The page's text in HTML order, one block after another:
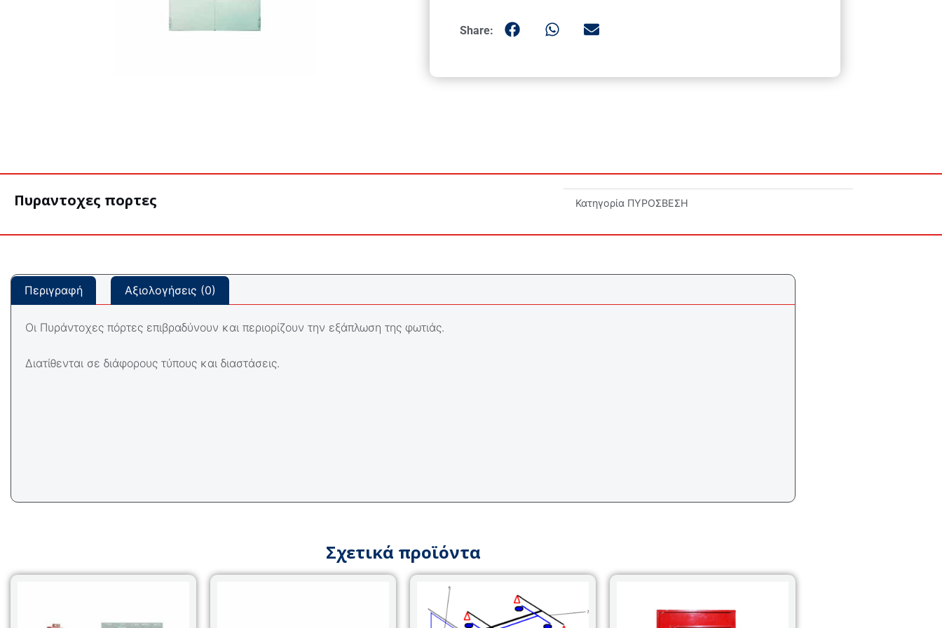
Share:
Πυραντοχες πορτες Κατηγορία ΠΥΡΟΣΒΕΣΗ
Περιγραφή Αξιολογήσεις (0)
Οι Πυράντοχες πόρτες επιβραδύνουν και περιορίζουν την εξάπλωση της φωτιάς.
Διατίθενται σε διάφορους τύπους και διαστάσεις.
Σχετικά προϊόντα